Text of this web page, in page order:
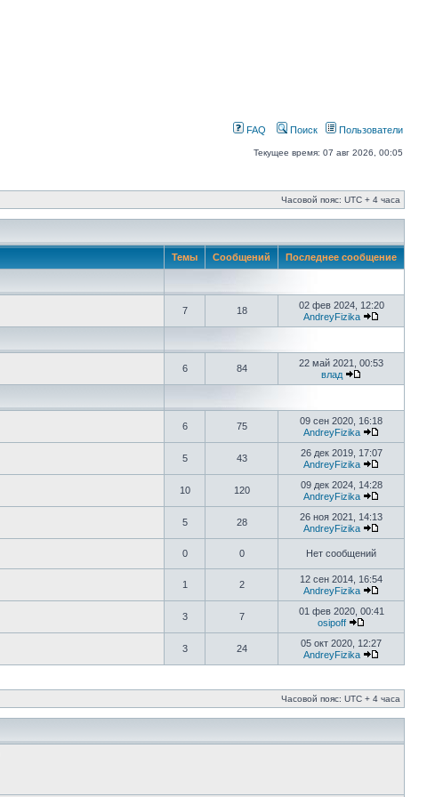
FAQ Поиск Пользователи
Текущее время: 07 авг 2026, 00:05
Часовой пояс: UTC + 4 часа
Темы Сообщений Последнее сообщение
7 18
02 фев 2024, 12:20
AndreyFizika
6 84
22 май 2021, 00:53
влад
6 75
09 сен 2020, 16:18
AndreyFizika
5 43
26 дек 2019, 17:07
AndreyFizika
10 120
09 дек 2024, 14:28
AndreyFizika
5 28
26 ноя 2021, 14:13
AndreyFizika
0 0 Нет сообщений
1 2
12 сен 2014, 16:54
AndreyFizika
3 7
01 фев 2020, 00:41
osipoff
3 24
05 окт 2020, 12:27
AndreyFizika
Часовой пояс: UTC + 4 часа